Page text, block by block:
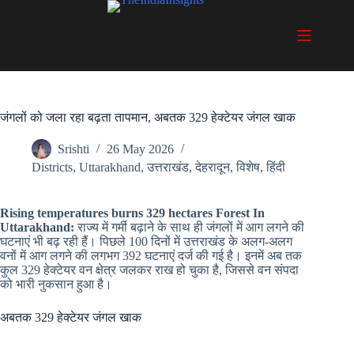
जंगलों को जला रहा बढ़ता तापमान, अबतक 329 हेक्टेयर जंगल खाक
Srishti
26 May 2026
Districts, Uttarakhand,उत्तराखंड,देहरादून,विशेष,हिंदी
Rising temperatures burns 329 hectares Forest In
Uttarakhand: राज्य में गर्मी बढ़ाने के साथ ही जंगलों में आग लगने की
घटनाएं भी बढ़ रही हैं। पिछले 100 दिनों में उत्तराखंड के अलग-अलग
वनों में आग लगने की लगभग 392 घटनाएं दर्ज की गई है। इनमें अब तक
कुल 329 हेक्टेयर वन क्षेत्र जलकर राख हो चुका है, जिससे वन संपदा
को भारी नुकसान हुआ है।
अबतक 329 हेक्टेयर जंगल खाक